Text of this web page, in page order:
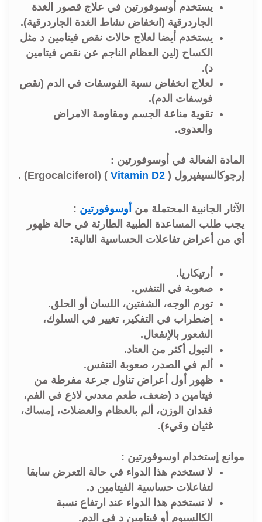
يستخدم أوسوفورتين في علاج قصور الغدة
الجاردرقية (انخفاض نشاط الغدة الجاردرقية).
يستخدم أيضا لعلاج حالات نقص فيتامين د مثل
الكساح (لين العظام الناجم عن نقص فيتامين
د).
لعلاج انخفاض نسبة الفوسفات في الدم (نقص
فوسفات الدم).
تقوية مناعة الجسم ومقاومة الامراض
والعدوى.
المادة الفعالة في أوسوفورتين :
إرجوكالسيفيرول ( Vitamin D2
) (Ergocalciferol) .
الآثار الجانبية المحتملة من أوسوفورتين :
يجب طلب المساعدة الطبية الطارئة في حالة ظهور
أي من أعراض تفاعلات الحساسية التالية:
أرتيكاريا.
صعوبة في التنفس.
تورم الوجه، الشفتين، اللسان أو الحلق.
إضطراب في التفكير، تغيير في السلوك،
الشعور بالإنفعال.
التبول أكثر من العتاد.
ألم في الصدر، صعوبة التنفس.
ظهور أول أعراض تناول جرعة مفرطة من
فيتامين د (ضعف، طعم معدني لاذع في الفم،
فقدان الوزن، ألم بالعظام والعضلات، إمساك،
غثيان وقيء).
موانع إستخدام اوسوفورتين :
لا تستخدم هذا الدواء في حالة التعرض سابقا
لتفاعلات حساسية الفيتامين د.
لا تستخدم هذا الدواء عند ارتفاع نسبة
الكالسيوم أو فيتامين د في الدم.